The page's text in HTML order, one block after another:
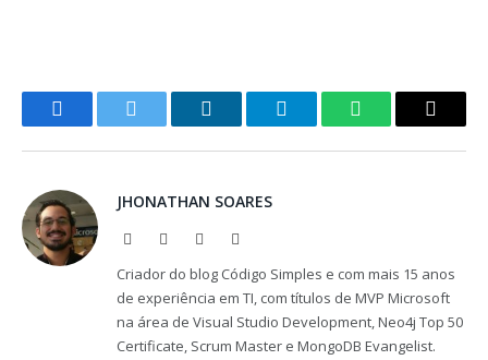
FacebookTwitter LinkedInTelegramWhatsAppCopy
JHONATHAN SOARES
Website Facebook
Criador do blog Código Simples e com mais 15 anos
de experiência em TI, com títulos de MVP Microsoft
na área de Visual Studio Development, Neo4j Top 50
Certificate, Scrum Master e MongoDB Evangelist.